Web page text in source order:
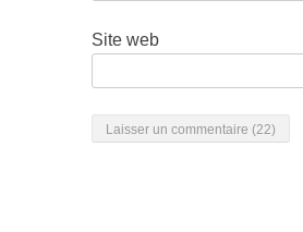
Site web